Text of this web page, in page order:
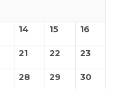
14 15 16
21 22 23
28 29 30